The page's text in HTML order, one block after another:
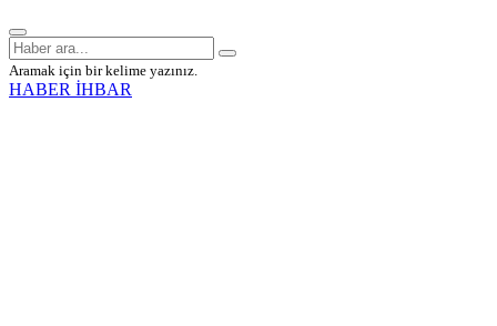
Aramak için bir kelime yazınız.
HABER İHBAR